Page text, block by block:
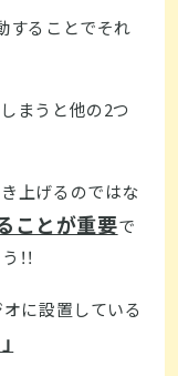
することでそれ
まうと他の2つ
上げるのではな
ことが重要で
！
オに設置している